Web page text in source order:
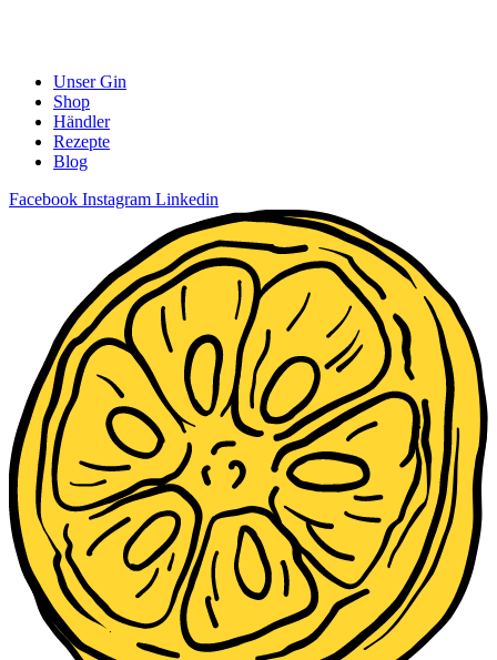
Unser Gin
Shop
Händler
Rezepte
Blog
Facebook Instagram Linkedin